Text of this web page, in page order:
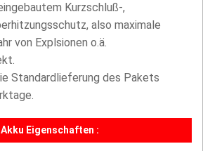
Kurzschluß-,
also maximale
von Explsionen o.ä.
Standardlieferung des Pakets
Akku Eigenschaften :